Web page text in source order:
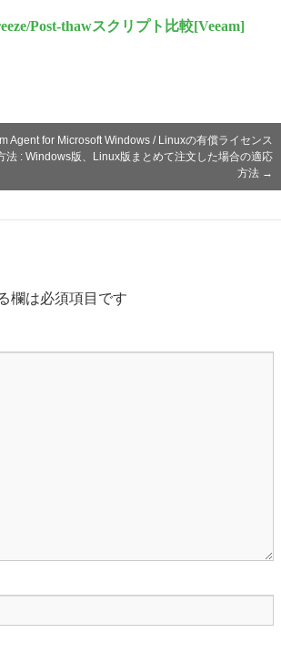
Post-thawスクリプト比較[Veeam]
Agent for Microsoft Windows / Linuxの有償ライセンス
法 : Windows版、Linux版まとめて注文した場合の適応
方法 →
欄は必須項目です